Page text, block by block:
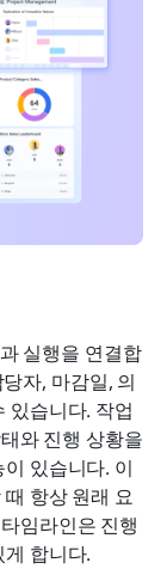
실행을 연결합
자, 마감일, 의
있습니다. 작업
와 진행 상황을
있습니다. 이
항상 원래 요
임라인은 진행
합니다.